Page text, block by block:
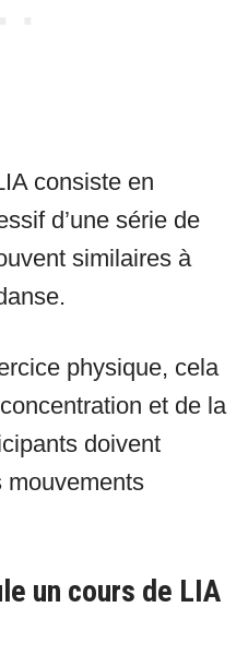
consiste en
d’une série de
similaires à
physique, cela
et de la
doivent
mouvements
un cours de LIA